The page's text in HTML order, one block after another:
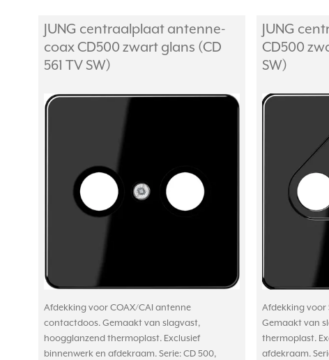
JUNG centraalplaat antenne-
coax CD500 zwart glans (CD
561 TV SW)
Afdekking voor COAX/CAI antenne
contactdoos. Gemaakt van slagvast,
hoogglanzend thermoplast. Exclusief
binnenwerk en afdekraam. Serie: CD 500,
JUNG
CD500
SW)
Afdekking voor
Gemaakt van
thermoplast.
afdekraam.